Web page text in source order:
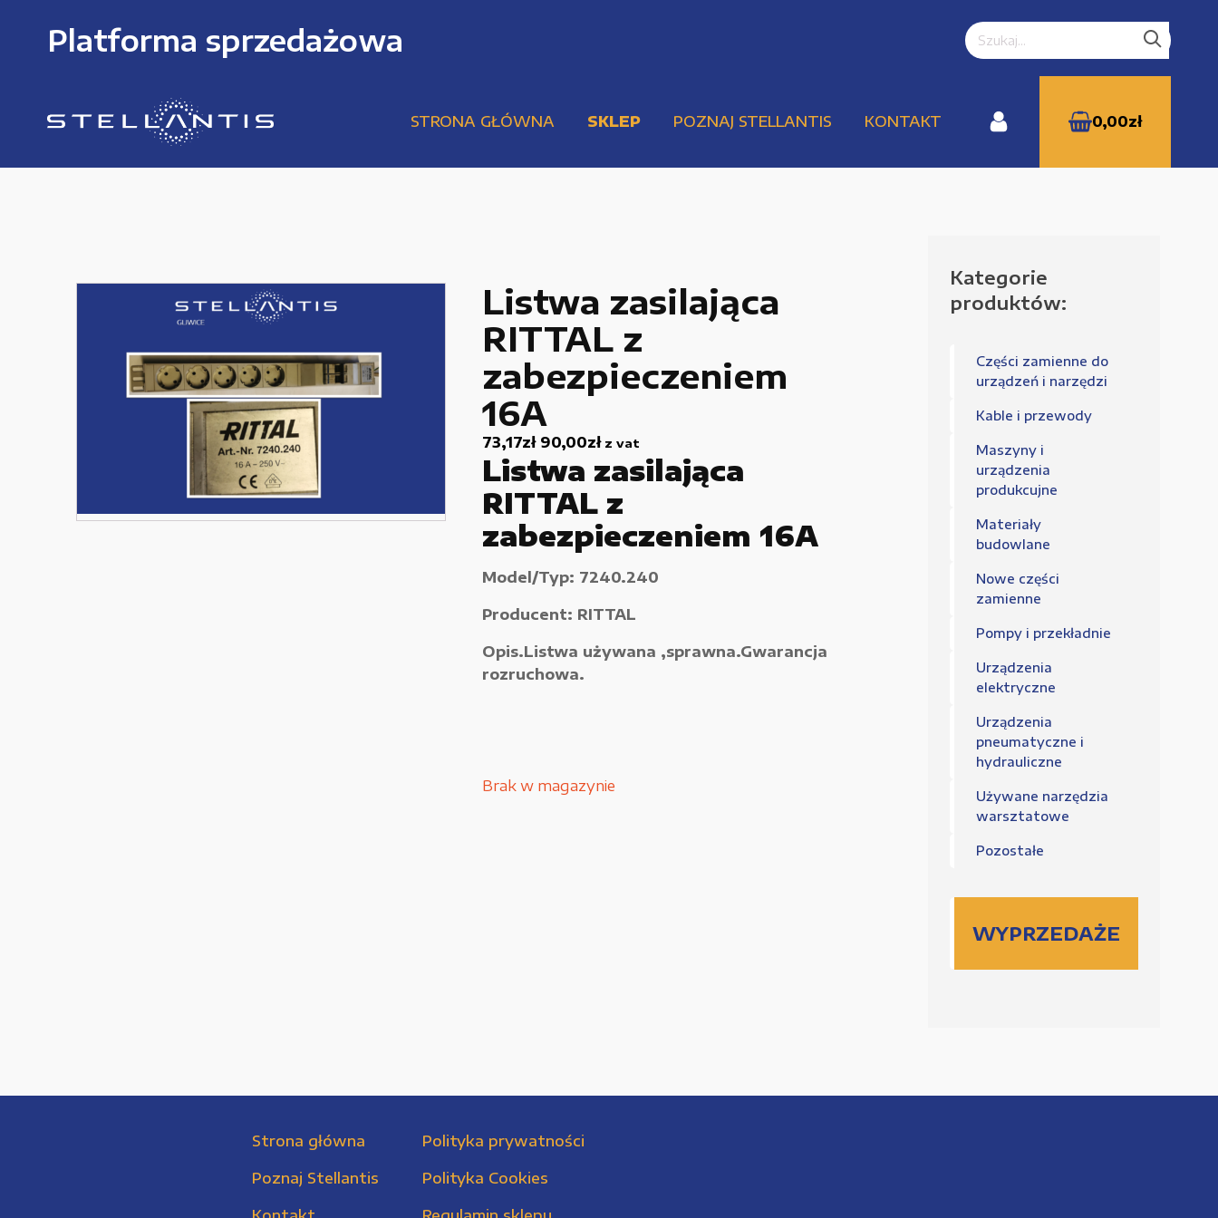
Platforma sprzedażowa
STRONA GŁÓWNA SKLEP POZNAJ STELLANTIS KONTAKT 0,00zł
Części zamienne do urządzeń i narzędzi
Kable i przewody
Maszyny i urządzenia produkcujne
Nowe części zamienne
Pompy i przekładnie
Urządzenia elektryczne
Urządzenia pneumatyczne i hydrauliczne
Używane narzędzia warsztatowe
Pozostałe
WYPRZEDAŻE
Zamówienie
Regulamin sklepu
Polityka Prywatności
Listwa zasilająca
RITTAL z
zabezpieczeniem
16A
73,17zł 90,00złz vat
Listwa zasilająca
RITTAL z
zabezpieczeniem 16A
Model/Typ: 7240.240
Producent: RITTAL
Opis.Listwa używana ,sprawna.Gwarancja
rozruchowa.
Brak w magazynie
Kategorie
produktów:
Części zamienne do
urządzeń i narzędzi
Kable i przewody
Maszyny i
urządzenia
produkcujne
Materiały
budowlane
Nowe części
zamienne
Pompy i przekładnie
Urządzenia
elektryczne
Urządzenia
pneumatyczne i
hydrauliczne
Używane narzędzia
warsztatowe
Pozostałe
WYPRZEDAŻE
Strona główna
Poznaj Stellantis
Polityka prywatności
Polityka Cookies